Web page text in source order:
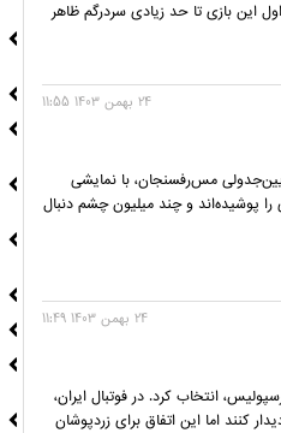
این بازی تا حد زیادی سردرگم ظاهر
24 بهمن 1403 11:55
مس‌رفسنجان، با نمایشی
را پوشیده‌اند و چند میلیون چشم دنبال
24 بهمن 1403 11:49
انتخاب کرد. در فوتبال ایران،
کنند اما این اتفاق برای زردپوشان